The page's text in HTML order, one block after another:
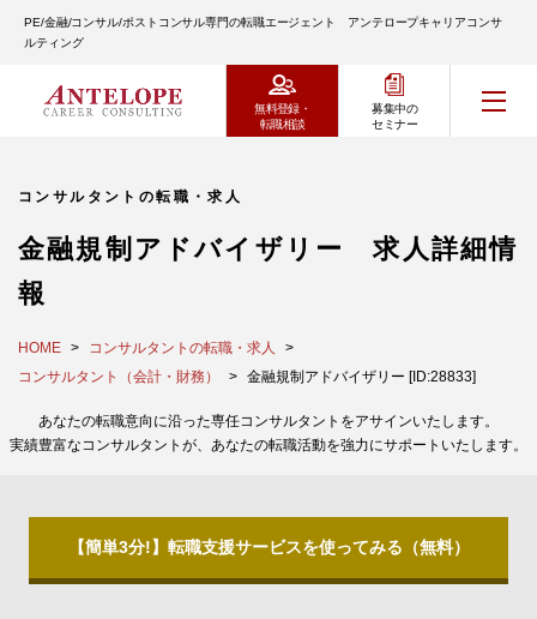
PE/金融/コンサル/ポストコンサル専門の転職エージェント アンテロープキャリアコンサ
ルティング
無料登録・
転職相談
募集中の
セミナー
コンサルタントの転職・求人
金融規制アドバイザリー 求人詳細情
報
HOME
コンサルタントの転職・求人
コンサルタント（会計・財務）
金融規制アドバイザリー [ID:28833]
あなたの転職意向に沿った専任コンサルタントをアサインいたします。
実績豊富なコンサルタントが、あなたの転職活動を強力にサポートいたします。
【簡単3分!】転職支援サービスを使ってみる（無料）